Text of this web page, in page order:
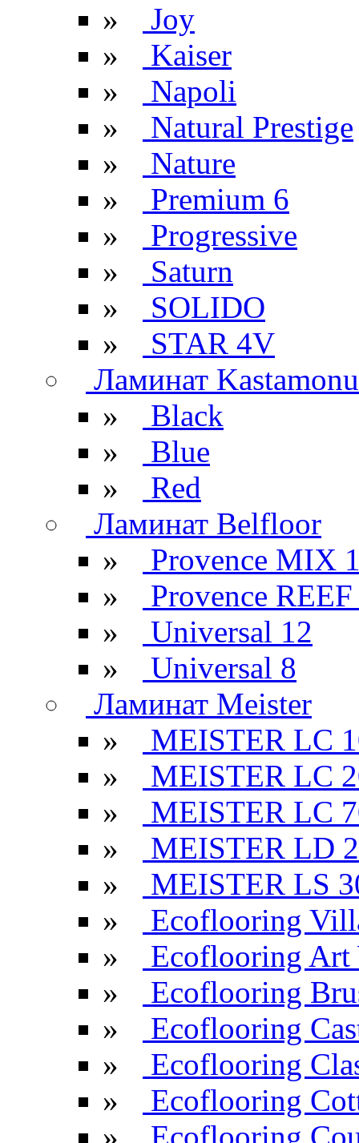
»
Joy
»
Kaiser
»
Napoli
»
Natural Prestige
»
Nature
»
Premium 6
»
Progressive
»
Saturn
»
SOLIDO
»
STAR 4V
Ламинат Kastamonu
»
Black
»
Blue
»
Red
Ламинат Belfloor
»
Provence MIX
»
Provence
»
Universal 12
»
Universal 8
Ламинат Meister
»
MEISTER LC
»
MEISTER LC
»
MEISTER LC
»
MEISTER LD
»
MEISTER LS
»
Ecoflooring
»
Ecoflooring Art
»
Ecoflooring
»
Ecoflooring
»
Ecoflooring
»
Ecoflooring